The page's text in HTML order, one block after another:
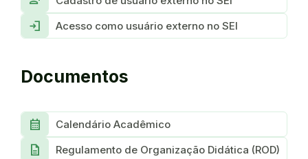
Login Acesso como usuário externo no SEI
Documentos
Calendar_Month Calendário Acadêmico
Description Regulamento de Organização Didática (ROD)